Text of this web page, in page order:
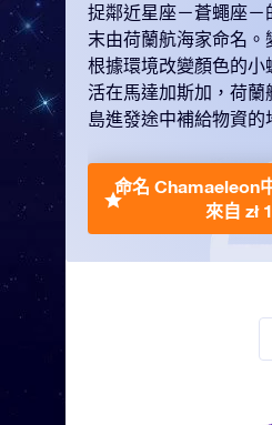
捉鄰近星座－蒼蠅座－
末由荷蘭航海家命名。
根據環境改變顏色的小
活在馬達加斯加，荷
島進發途中補給物資的
命名 Chamaeleon
來自 zł